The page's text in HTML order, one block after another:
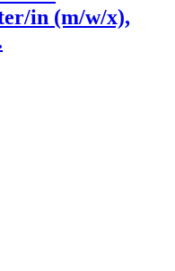
in (m/w/x),